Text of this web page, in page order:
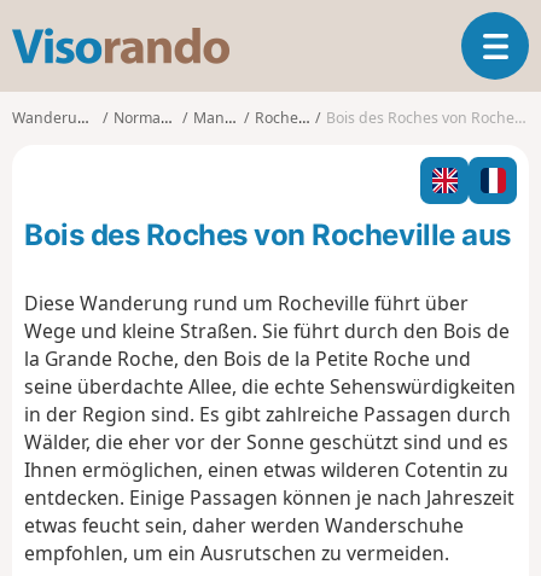
s
o
T
o
g
l
n
a
a
i
o
n
Wanderungen Normandie Manche Rocheville Bois des Roches von Rocheville aus
Bois des Roches von Rocheville aus
Diese Wanderung rund um Rocheville führt über
Wege und kleine Straßen. Sie führt durch den Bois de
la Grande Roche, den Bois de la Petite Roche und
seine überdachte Allee, die echte Sehenswürdigkeiten
in der Region sind. Es gibt zahlreiche Passagen durch
Wälder, die eher vor der Sonne geschützt sind und es
Ihnen ermöglichen, einen etwas wilderen Cotentin zu
entdecken. Einige Passagen können je nach Jahreszeit
etwas feucht sein, daher werden Wanderschuhe
empfohlen, um ein Ausrutschen zu vermeiden.